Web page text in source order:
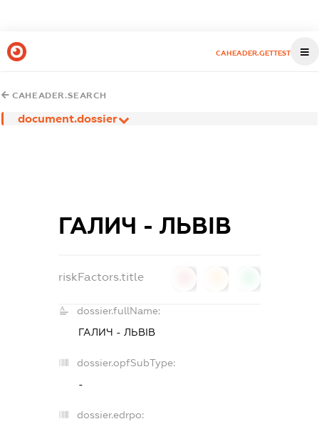
CAHEADER.GETTEST
CAHEADER.SEARCH
document.dossier
ГАЛИЧ - ЛЬВІВ
riskFactors.title
dossier.fullName:
ГАЛИЧ - ЛЬВІВ
dossier.opfSubType:
-
dossier.edrpo: